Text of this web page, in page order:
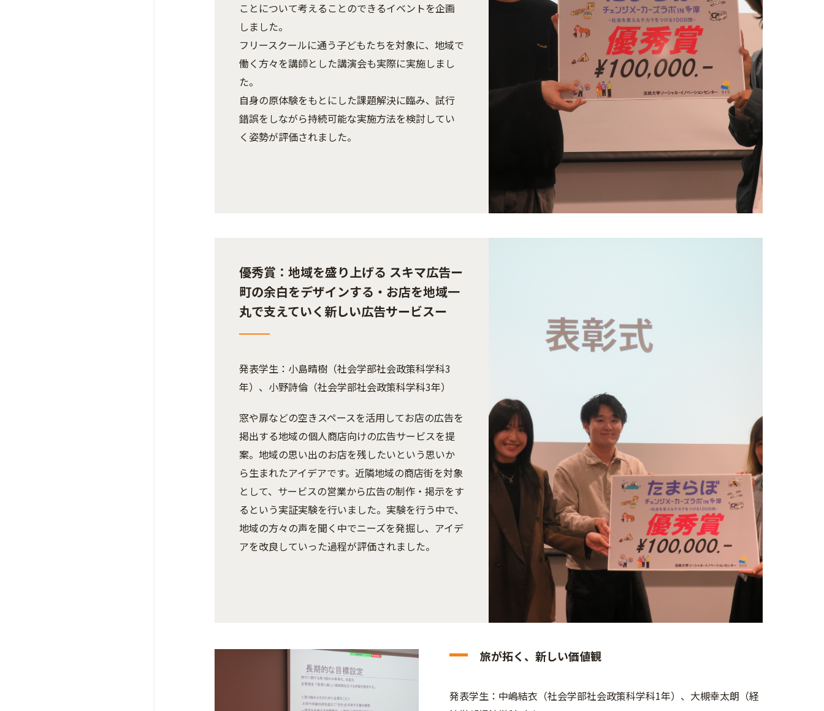
ことについて考えることのできるイベントを企画
しました。
フリースクールに通う子どもたちを対象に、地域で
働く方々を講師とした講演会も実際に実施しまし
た。
自身の原体験をもとにした課題解決に臨み、試行
錯誤をしながら持続可能な実施方法を検討してい
く姿勢が評価されました。
優秀賞：地域を盛り上げる スキマ広告ー
町の余白をデザインする・お店を地域一
丸で支えていく新しい広告サービスー
発表学生：小島晴樹（社会学部社会政策科学科3
年）、小野詩倫（社会学部社会政策科学科3年）
窓や扉などの空きスペースを活用してお店の広告を
掲出する地域の個人商店向けの広告サービスを提
案。地域の思い出のお店を残したいという思いか
ら生まれたアイデアです。近隣地域の商店街を対象
として、サービスの営業から広告の制作・掲示をす
るという実証実験を行いました。実験を行う中で、
地域の方々の声を聞く中でニーズを発掘し、アイデ
アを改良していった過程が評価されました。
旅が拓く、新しい価値観
発表学生：中嶋結衣（社会学部社会政策科学科1年）、大槻幸太朗（経